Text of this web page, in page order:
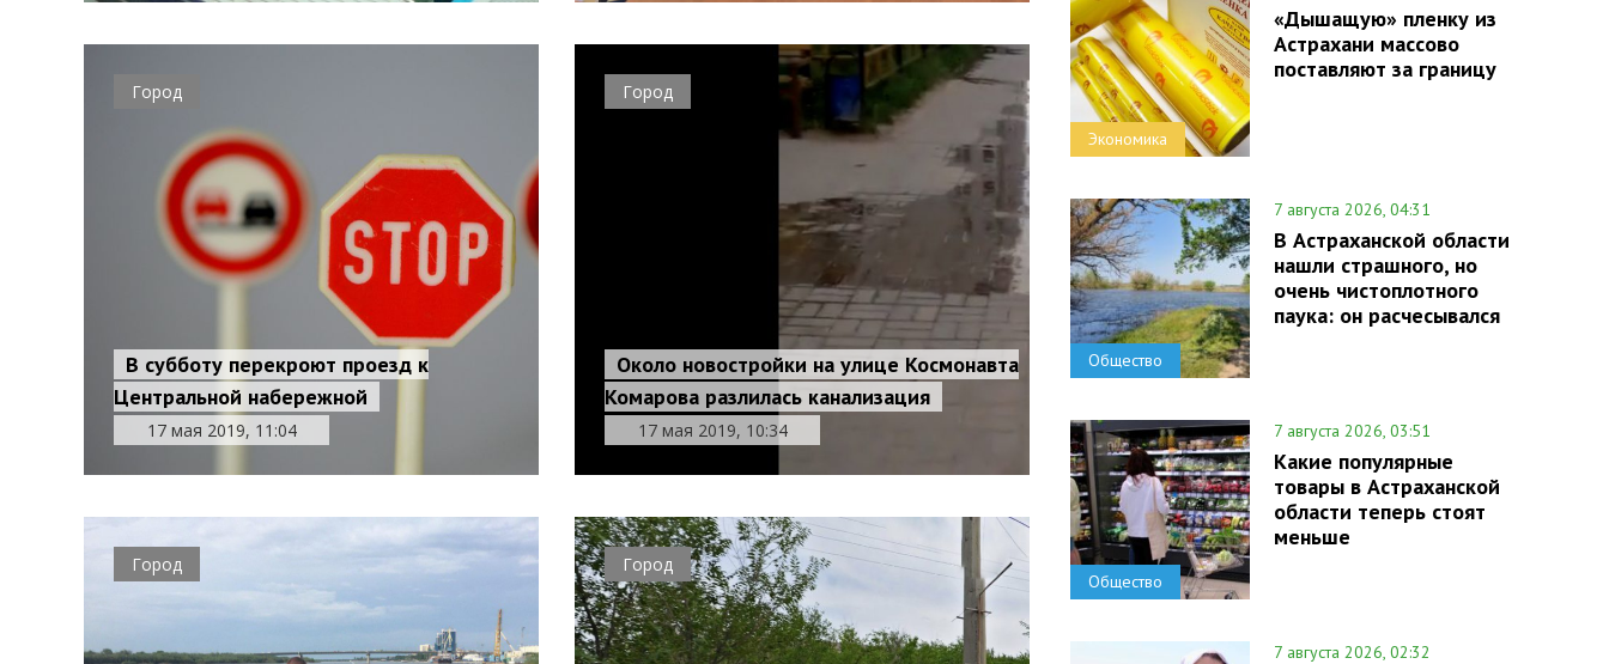
Город
В субботу перекроют проезд к
Центральной набережной
17 мая 2019, 11:04
Город
Около новостройки на улице Космонавта
Комарова разлилась канализация
17 мая 2019, 10:34
Город Город
Экономика
«Дышащую» пленку из
Астрахани массово
поставляют за границу
Общество
7 августа 2026, 04:31
В Астраханской области
нашли страшного, но
очень чистоплотного
паука: он расчесывался
Общество
7 августа 2026, 03:51
Какие популярные
товары в Астраханской
области теперь стоят
меньше
7 августа 2026, 02:32